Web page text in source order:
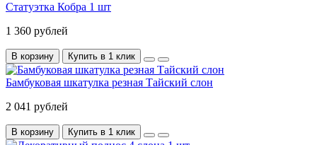
Статуэтка Кобра 1 шт
1 360 рублей
В корзину Купить в 1 клик
Бамбуковая шкатулка резная Тайский слон
2 041 рублей
В корзину Купить в 1 клик